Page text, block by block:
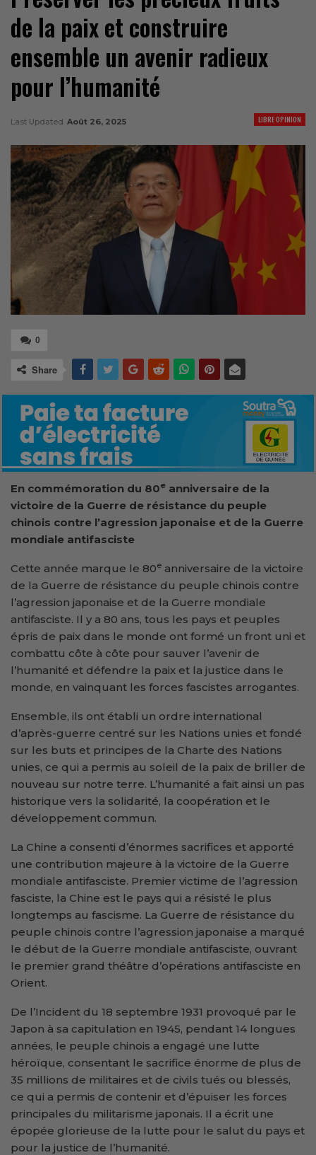
de la paix et construire
ensemble un avenir radieux
pour l’humanité
LIBRE OPINION
Last Updated Août 26, 2025
0
Share
En commémoration du 80e anniversaire de la
victoire de la Guerre de résistance du peuple
chinois contre l’agression japonaise et de la Guerre
mondiale antifasciste
Cette année marque le 80e anniversaire de la victoire
de la Guerre de résistance du peuple chinois contre
l’agression japonaise et de la Guerre mondiale
antifasciste. Il y a 80 ans, tous les pays et peuples
épris de paix dans le monde ont formé un front uni et
combattu côte à côte pour sauver l’avenir de
l’humanité et défendre la paix et la justice dans le
monde, en vainquant les forces fascistes arrogantes.
Ensemble, ils ont établi un ordre international
d’après-guerre centré sur les Nations unies et fondé
sur les buts et principes de la Charte des Nations
unies, ce qui a permis au soleil de la paix de briller de
nouveau sur notre terre. L’humanité a fait ainsi un pas
historique vers la solidarité, la coopération et le
développement commun.
La Chine a consenti d’énormes sacrifices et apporté
une contribution majeure à la victoire de la Guerre
mondiale antifasciste. Premier victime de l’agression
fasciste, la Chine est le pays qui a résisté le plus
longtemps au fascisme. La Guerre de résistance du
peuple chinois contre l’agression japonaise a marqué
le début de la Guerre mondiale antifasciste, ouvrant
le premier grand théâtre d’opérations antifasciste en
Orient.
De l’Incident du 18 septembre 1931 provoqué par le
Japon à sa capitulation en 1945, pendant 14 longues
années, le peuple chinois a engagé une lutte
héroïque, consentant le sacrifice énorme de plus de
35 millions de militaires et de civils tués ou blessés,
ce qui a permis de contenir et d’épuiser les forces
principales du militarisme japonais. Il a écrit une
épopée glorieuse de la lutte pour le salut du pays et
pour la justice de l’humanité.